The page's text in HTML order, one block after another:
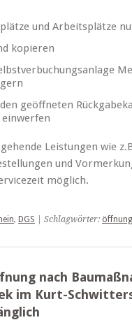
und Arbeitsplätze
kopieren
geöffneten
Leistungen wie
und
möglich.
, DGS | Schlagwörter:
nach
im Kurt-